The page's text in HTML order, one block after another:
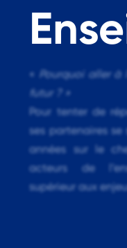
« Pourquoi aller à
futur ? »
Pour tenter de
ses partenaires
années sur le
acteurs de
supérieur aux